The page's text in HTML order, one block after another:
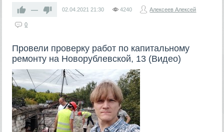
— 02.04.2021 21:30 4240 Алексеев Алексей
0
Провели проверку работ по капитальному
ремонту на Новорублевской, 13 (Видео)